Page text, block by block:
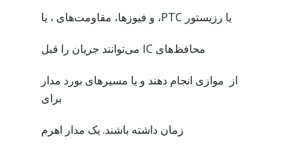
یا رزیستور PTC، و فیوزها، مقاومت‌های ، یا
محافظ‌های IC می‌توانند جریان را قبل
از موازی انجام دهند و یا مسیرهای بورد مدار
برای
زمان داشته باشند. یک مدار اهرم